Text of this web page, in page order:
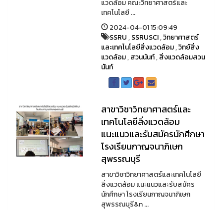
แวดล้อม คณะวิทยาศาสตร์และ
เทคโนโลยี ...
2024-04-01 15:09:49
SSRU,SSRUSCI,วิทยาศาสตร์
และเทคโนโลยีสิ่งแวดล้อม,วิทย์สิ่ง
แวดล้อม,สวนนันท์,สิ่งแวดล้อมสวน
นันท์
สาขาวิชาวิทยาศาสตร์และ
เทคโนโลยีสิ่งแวดล้อม
แนะแนวและรับสมัครนักศึกษา
โรงเรียนกาญจนาภิเษก
สุพรรณบุรี
สาขาวิชาวิทยาศาสตร์และเทคโนโลยี
สิ่งแวดล้อม แนะแนวและรับสมัคร
นักศึกษา โรงเรียนกาญจนาภิเษก
สุพรรณบุรี&n ...